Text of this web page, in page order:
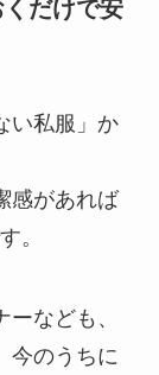
だけで安
い私服」か
感があれば
。
なども、
今のうちに